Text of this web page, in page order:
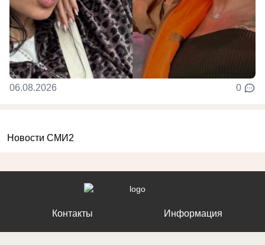
06.08.2026 0
Новости СМИ2
Контакты Информация